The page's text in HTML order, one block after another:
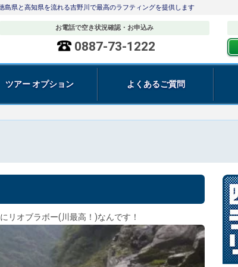
県と高知県を流れる吉野川で最高のラフティングを提供します
お電話で空き状況確認・お申込み
0887-73-1222
ツアー オプション よくあるご質問
リオブラボー(川最高！)なんです！